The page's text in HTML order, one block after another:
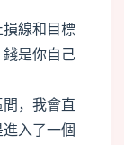
線和目標
是你自己
，我會直
入了一個